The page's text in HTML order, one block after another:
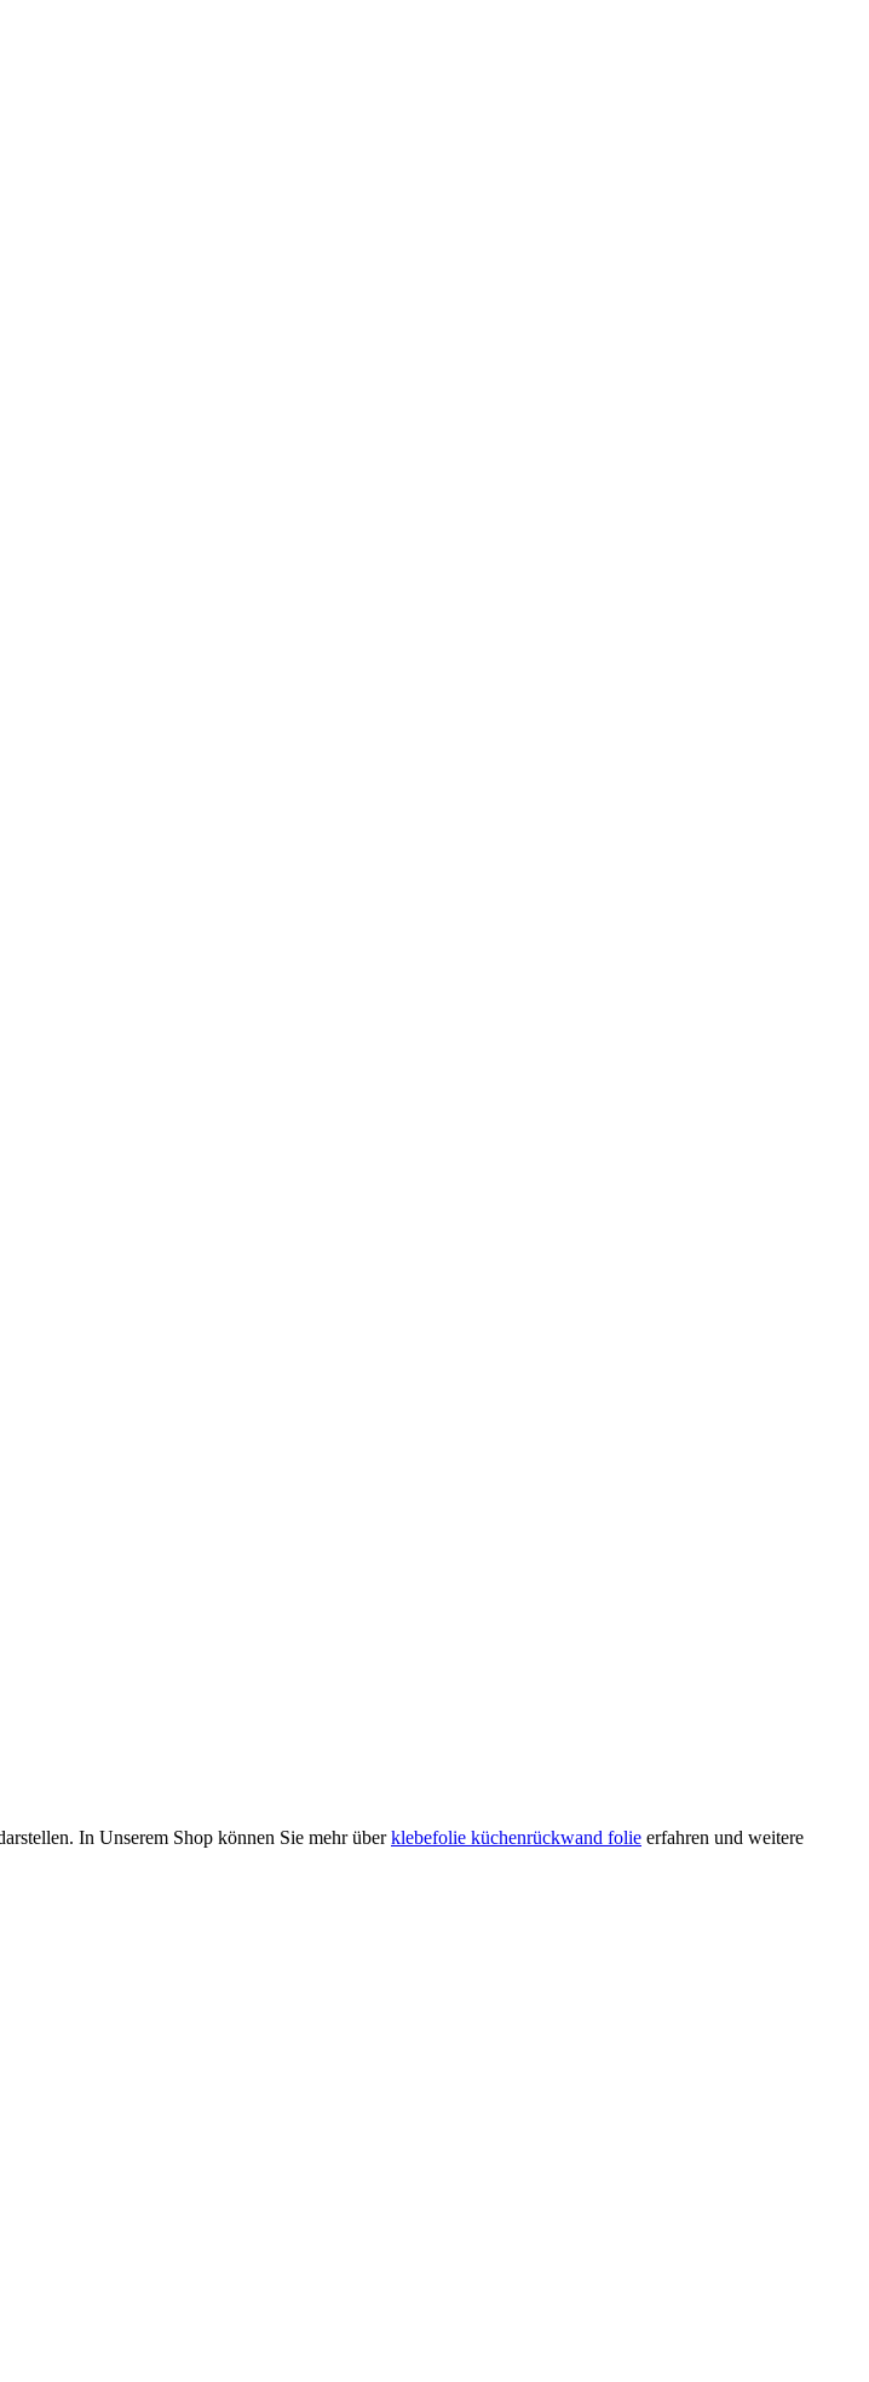
In Unserem Shop können Sie mehr überklebefolie küchenrückwand folie erfahren und weitere